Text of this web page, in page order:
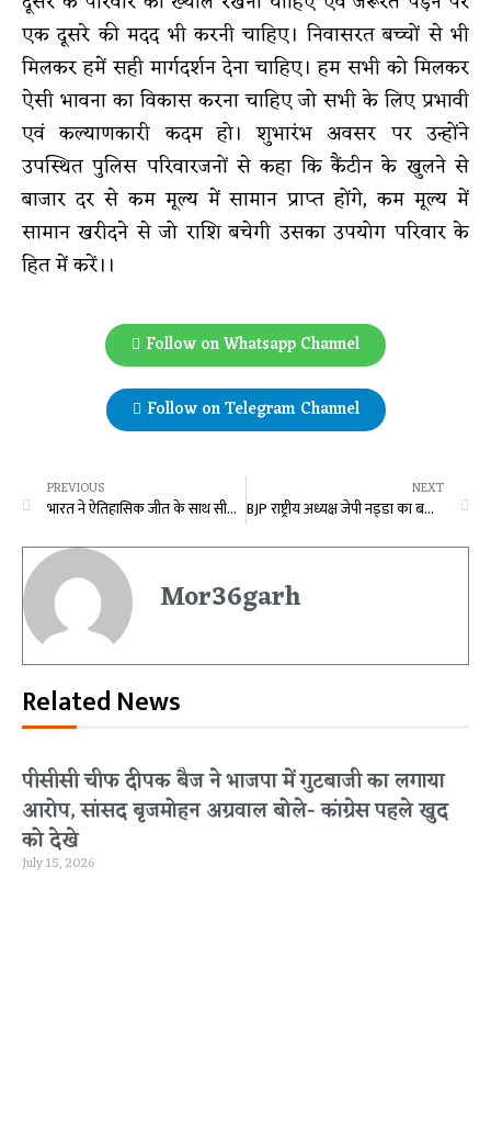
एक दूसरे की मदद भी करनी चाहिए। निवासरत बच्चों से भी
मिलकर हमें सही मार्गदर्शन देना चाहिए। हम सभी को मिलकर
ऐसी भावना का विकास करना चाहिए जो सभी के लिए प्रभावी
एवं कल्याणकारी कदम हो। शुभारंभ अवसर पर उन्होंने
उपस्थित पुलिस परिवारजनों से कहा कि कैंटीन के खुलने से
बाजार दर से कम मूल्य में सामान प्राप्त होंगे, कम मूल्य में
सामान खरीदने से जो राशि बचेगी उसका उपयोग परिवार के
हित में करें।।
Follow on Whatsapp Channel
Follow on Telegram Channel
PREVIOUS
भारत ने ऐतिहासिक जीत के साथ सीरीज में बनाई बढ़त, इंग्लैंड को 424 रन से दी शिकस्त
NEXT
BJP राष्ट्रीय अध्यक्ष जेपी नड्‌डा का बढ़ा कार्यकाल, दूसरी बार पार्टी को जिताने निभाएंगे अहम भूमिका
Mor36garh
Related News
पीसीसी चीफ दीपक बैज ने भाजपा में गुटबाजी का लगाया
आरोप, सांसद बृजमोहन अग्रवाल बोले- कांग्रेस पहले खुद
को देखे
July 15, 2026